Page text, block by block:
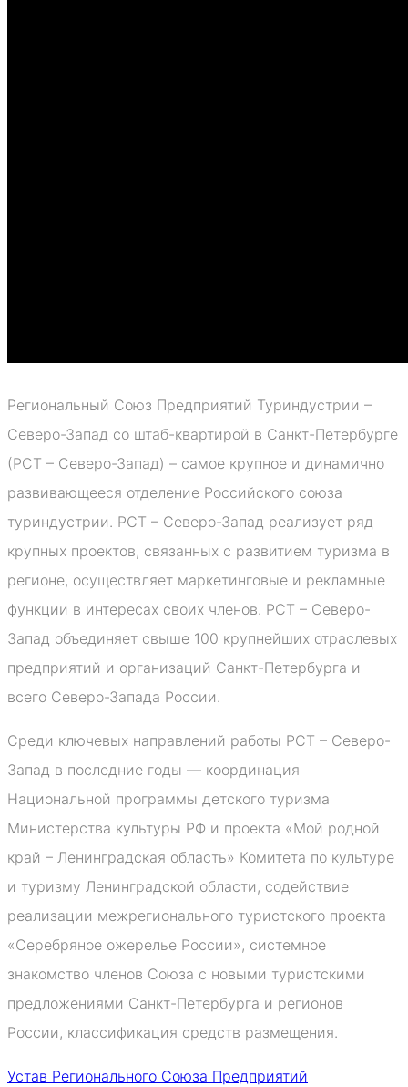
Региональный Союз Предприятий Туриндустрии –
Северо-Запад со штаб-квартирой в Санкт-Петербурге
(РСТ – Северо-Запад) – самое крупное и динамично
развивающееся отделение Российского союза
туриндустрии. РСТ – Северо-Запад реализует ряд
крупных проектов, связанных с развитием туризма в
регионе, осуществляет маркетинговые и рекламные
функции в интересах своих членов. РСТ – Северо-
Запад объединяет свыше 100 крупнейших отраслевых
предприятий и организаций Санкт-Петербурга и
всего Северо-Запада России.
Среди ключевых направлений работы РСТ – Северо-
Запад в последние годы — координация
Национальной программы детского туризма
Министерства культуры РФ и проекта «Мой родной
край – Ленинградская область» Комитета по культуре
и туризму Ленинградской области, содействие
реализации межрегионального туристского проекта
«Серебряное ожерелье России», системное
знакомство членов Союза с новыми туристскими
предложениями Санкт-Петербурга и регионов
России, классификация средств размещения.
Устав Регионального Союза Предприятий